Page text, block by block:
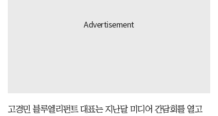
고경민 블루엘리펀트 대표는 지난달 미디어 간담회를 열고